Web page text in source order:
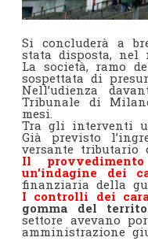
Si concluderà a
stata disposta, nel
La società, ramo
sospettata di
Nell’udienza
Tribunale di
mesi.
Tra gli interventi
Già previsto
versante
Il
un’indagine dei
finanziaria della
I controlli dei
gomma del
settore avevano
amministrazione